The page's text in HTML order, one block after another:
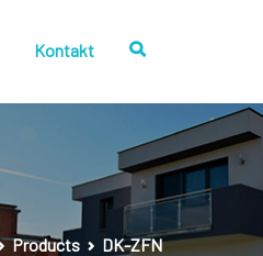
Kontakt
Products DK-ZFN